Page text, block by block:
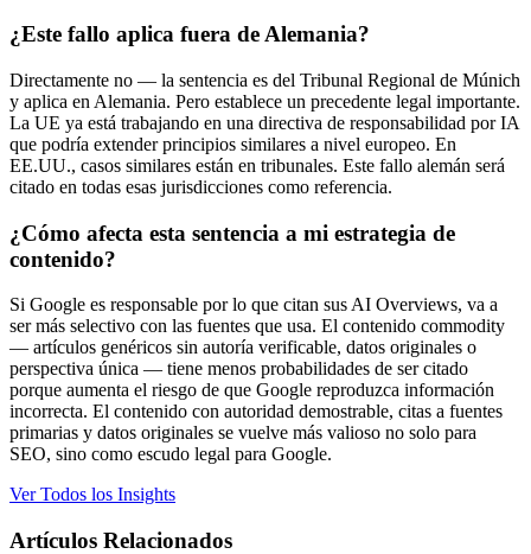
¿Este fallo aplica fuera de Alemania?
Directamente no — la sentencia es del Tribunal Regional de Múnich
y aplica en Alemania. Pero establece un precedente legal importante.
La UE ya está trabajando en una directiva de responsabilidad por IA
que podría extender principios similares a nivel europeo. En
EE.UU., casos similares están en tribunales. Este fallo alemán será
citado en todas esas jurisdicciones como referencia.
¿Cómo afecta esta sentencia a mi estrategia de
contenido?
Si Google es responsable por lo que citan sus AI Overviews, va a
ser más selectivo con las fuentes que usa. El contenido commodity
— artículos genéricos sin autoría verificable, datos originales o
perspectiva única — tiene menos probabilidades de ser citado
porque aumenta el riesgo de que Google reproduzca información
incorrecta. El contenido con autoridad demostrable, citas a fuentes
primarias y datos originales se vuelve más valioso no solo para
SEO, sino como escudo legal para Google.
Ver Todos los Insights
Artículos Relacionados